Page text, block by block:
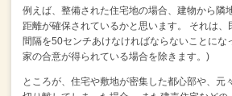
例えば、整備された住宅地の場合、建物から隣
距離が確保されているかと思います。
それは、
間隔を50センチあけなければならないことにな
家の合意が得られている場合を除きます。)
ところが、住宅や敷地が密集した都心部や、元